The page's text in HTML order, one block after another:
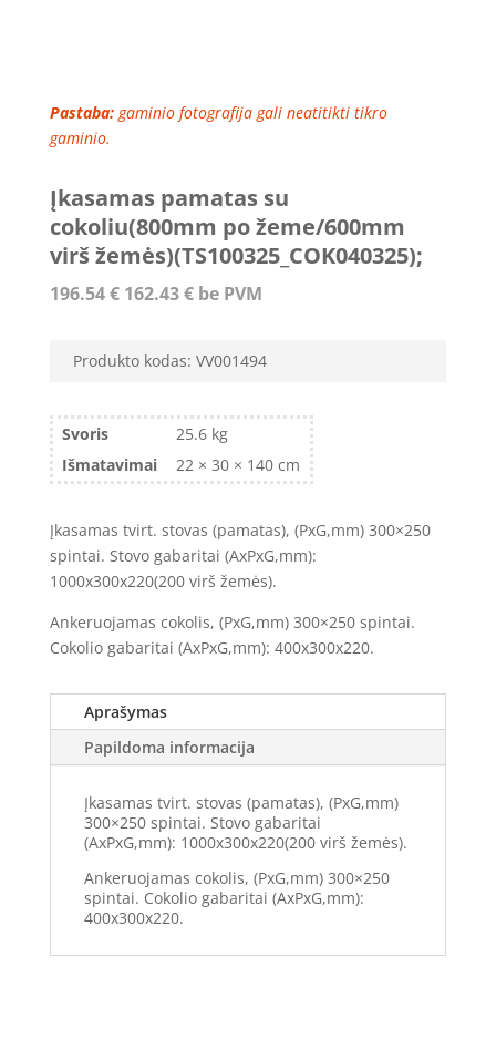
Pastaba:gaminio fotografija gali neatitikti tikro
gaminio.
Įkasamas pamatas su
cokoliu(800mm po žeme/600mm
virš žemės)(TS100325_COK040325);
196.54€ 162.43€be PVM
Produkto kodas: VV001494
Svoris
25.6 kg
Išmatavimai
22 × 30 × 140 cm
Įkasamas tvirt. stovas (pamatas), (PxG,mm) 300×250
spintai. Stovo gabaritai (AxPxG,mm):
1000x300x220(200 virš žemės).
Ankeruojamas cokolis, (PxG,mm) 300×250 spintai.
Cokolio gabaritai (AxPxG,mm): 400x300x220.
Aprašymas
Papildoma informacija
Įkasamas tvirt. stovas (pamatas), (PxG,mm)
300×250 spintai. Stovo gabaritai
(AxPxG,mm): 1000x300x220(200 virš žemės).
Ankeruojamas cokolis, (PxG,mm) 300×250
spintai. Cokolio gabaritai (AxPxG,mm):
400x300x220.